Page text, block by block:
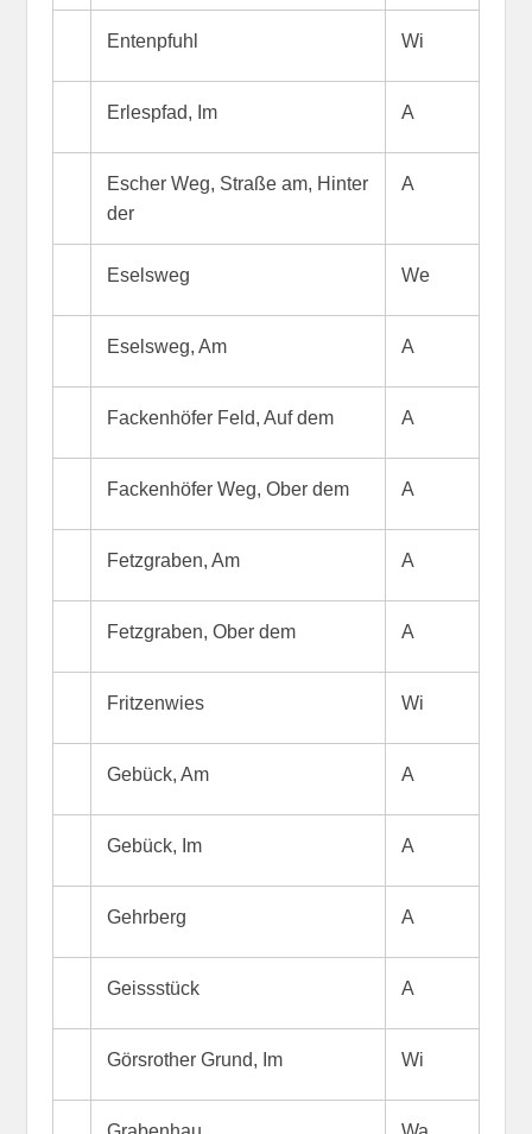
Entenpfuhl Wi
Erlespfad, Im A
Escher Weg, Straße am, Hinter
der
A
Eselsweg We
Eselsweg, Am A
Fackenhöfer Feld, Auf dem A
Fackenhöfer Weg, Ober dem A
Fetzgraben, Am A
Fetzgraben, Ober dem A
Fritzenwies Wi
Gebück, Am A
Gebück, Im A
Gehrberg A
Geissstück A
Görsrother Grund, Im Wi